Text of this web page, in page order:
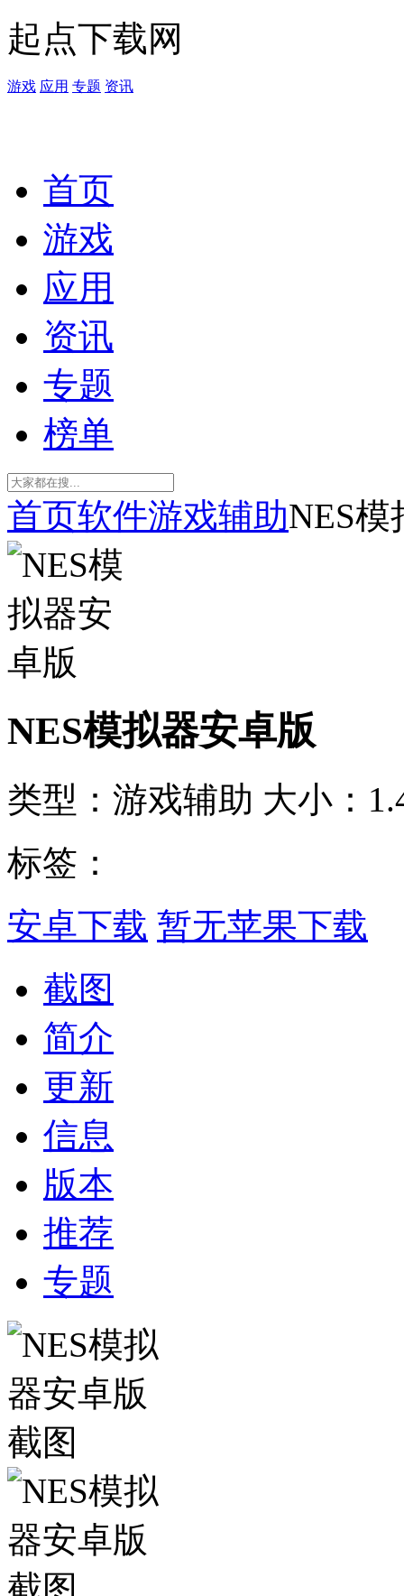
起点下载网
游戏 应用 专题 资讯
首页
游戏
应用
资讯
专题
榜单
首页软件游戏辅助NES模
NES模拟器安卓版
类型：游戏辅助 大小：
标签：
安卓下载 暂无苹果下载
截图
简介
更新
信息
版本
推荐
专题